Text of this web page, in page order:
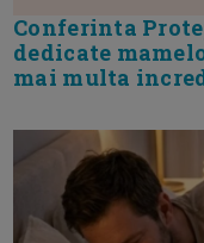
Conferinta
dedicate
mai multa